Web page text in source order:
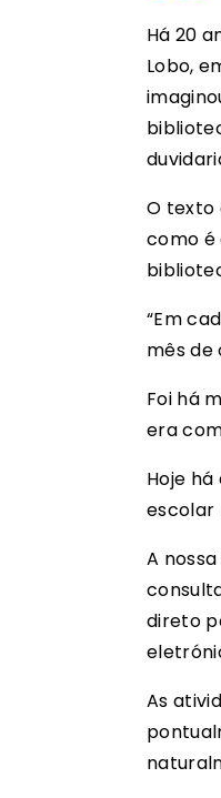
Há 20
Lobo,
O texto
como é
“Em
mês de
Foi há
era
Hoje
escolar
A
direto
As